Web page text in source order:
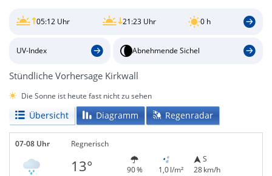
05:12 Uhr 21:23 Uhr 0 h
UV-Index Abnehmende Sichel
Stündliche Vorhersage Kirkwall
Die Sonne ist heute fast nicht zu sehen
Übersicht Diagramm Regenradar
07-08 Uhr Regnerisch
13° 90 % 1,0 l/m²
S
28 km/h